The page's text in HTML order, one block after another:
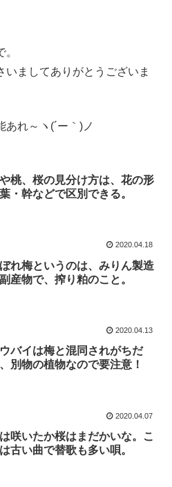
いましてありがとうございま
れ～ヽ(´ー｀)ノ
桃、桜の見分け方は、花の形
・幹などで区別できる。
2020.04.18
れ梅というのは、みりん製造
産物で、搾り粕のこと。
2020.04.13
バイは梅と混同されがちだ
別物の植物なので要注意！
2020.04.07
咲いたか桜はまだかいな。こ
古い曲で替歌も多い唄。